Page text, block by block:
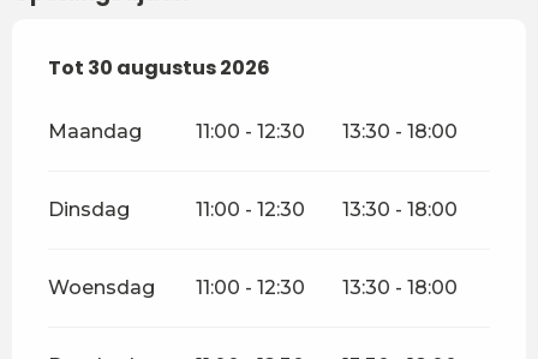
Vanaf 4 juli 2026tot30 augustus 2026
Tot 30 augustus 2026
Maandag 11:00 - 12:30 13:30 - 18:00
Dinsdag 11:00 - 12:30 13:30 - 18:00
Woensdag 11:00 - 12:30 13:30 - 18:00